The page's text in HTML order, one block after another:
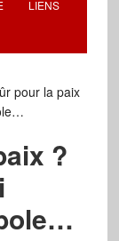
LIENS
pour la paix
?